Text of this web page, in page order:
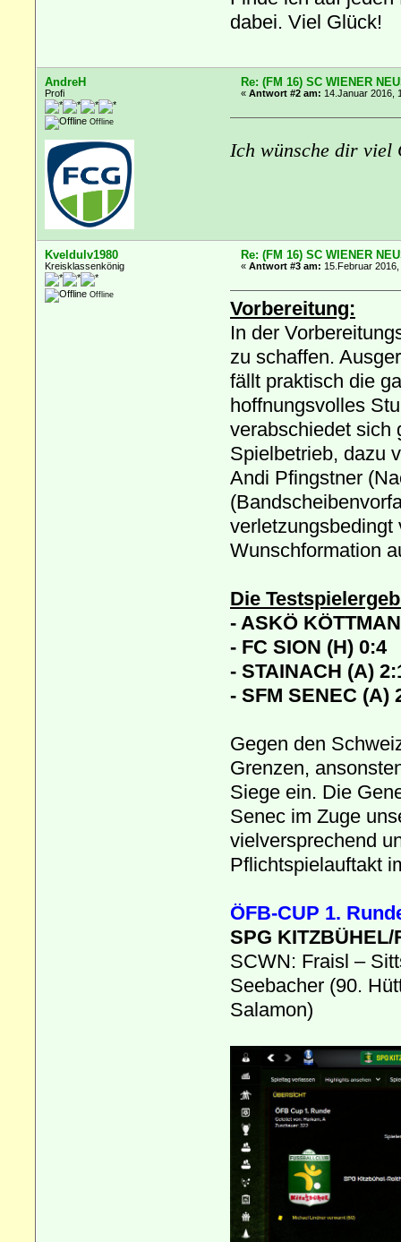
dabei. Viel Glück!
AndreH
Profi
Offline
Re: (FM 16) SC WIENER
«Antwort #2 am: 14.Januar 2016,
Ich wünsche dir
Kveldulv1980
Kreisklassenkönig
Offline
Re: (FM 16) SC WIENER
«Antwort #3 am: 15.Februar
Vorbereitung:
In der
zu schaffen.
fällt praktisch die
hoffnungsvolles
verabschiedet sich
Spielbetrieb, dazu
Andi Pfingstner
verletzungsbedingt
Wunschformation
Die
- ASKÖ
- FC SION (H) 0:4
- STAINACH (A)
- SFM SENEC (A)
Gegen den
Grenzen,
Siege ein. Die
Senec im Zuge
vielversprechend
Pflichtspielauftakt
ÖFB-CUP 1.
SPG KITZBÜHEL/
SCWN: Fraisl –
Seebacher (90.
Salamon)